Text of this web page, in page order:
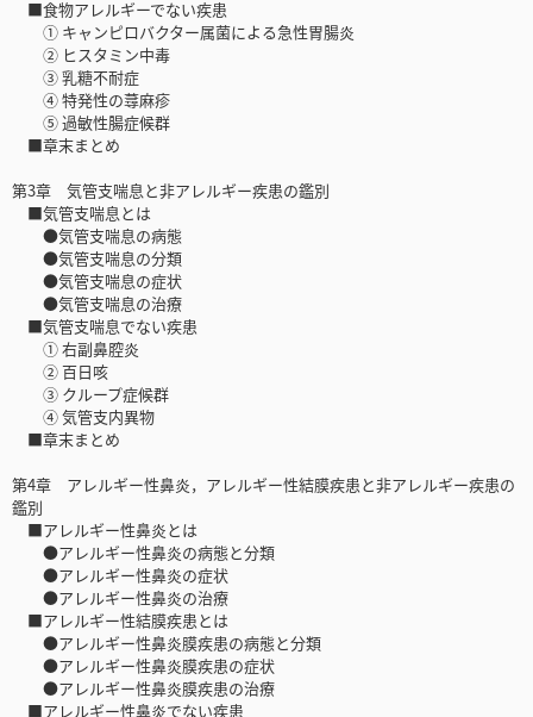
■食物アレルギーでない疾患
① キャンピロバクター属菌による急性胃腸炎
② ヒスタミン中毒
③ 乳糖不耐症
④ 特発性の蕁麻疹
⑤ 過敏性腸症候群
■章末まとめ
第3章 気管支喘息と非アレルギー疾患の鑑別
■気管支喘息とは
●気管支喘息の病態
●気管支喘息の分類
●気管支喘息の症状
●気管支喘息の治療
■気管支喘息でない疾患
① 右副鼻腔炎
② 百日咳
③ クループ症候群
④ 気管支内異物
■章末まとめ
第4章 アレルギー性鼻炎，アレルギー性結膜疾患と非アレルギー疾患の
鑑別
■アレルギー性鼻炎とは
●アレルギー性鼻炎の病態と分類
●アレルギー性鼻炎の症状
●アレルギー性鼻炎の治療
■アレルギー性結膜疾患とは
●アレルギー性鼻炎膜疾患の病態と分類
●アレルギー性鼻炎膜疾患の症状
●アレルギー性鼻炎膜疾患の治療
■アレルギー性鼻炎でない疾患